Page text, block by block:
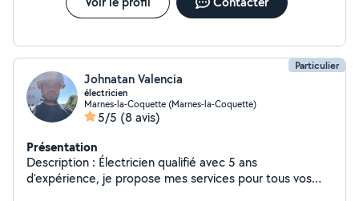
Particulier
Johnatan Valencia
électricien
Marnes-la-Coquette (Marnes-la-Coquette)
5/5 (8 avis)
Présentation
Description : Électricien qualifié avec 5 ans
d'expérience, je propose mes services pour tous vos